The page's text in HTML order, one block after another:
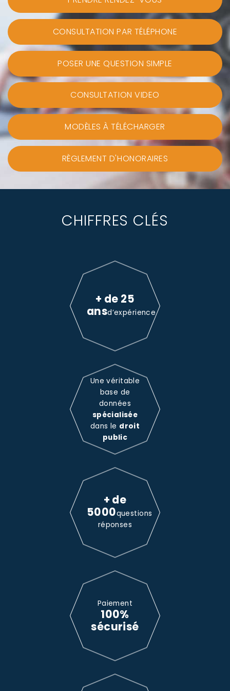
CONSULTATION PAR TÉLÉPHONE
POSER UNE QUESTION SIMPLE
CONSULTATION VIDEO
MODÈLES À TÉLÉCHARGER
RÈGLEMENT D'HONORAIRES
CHIFFRES CLÉS
+ de 25
ansd’expérience
Une véritable
base de
données
spécialisée
dans le droit
public
+ de
5000questions
réponses
Paiement
100%
sécurisé